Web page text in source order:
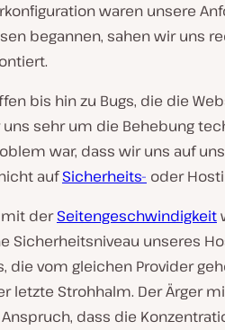
waren unsere
begannen, sahen wir uns
bis hin zu Bugs, die die
sehr um die Behebung
war, dass wir uns auf
aufSicherheits- oder
mit derSeitengeschwindigkeit
Sicherheitsniveau unseres
die vom gleichen Provider
letzte Strohhalm. Der Ärger
dass die